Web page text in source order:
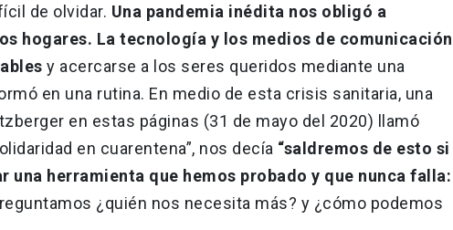
de olvidar. Una pandemia inédita nos obligó a
hogares. La tecnología y los medios de comunicación
y acercarse a los seres queridos mediante una
en una rutina. En medio de esta crisis sanitaria, una
en estas páginas (31 de mayo del 2020) llamó
en cuarentena”, nos decía “saldremos de esto si
una herramienta que hemos probado y que nunca falla:
¿quién nos necesita más? y ¿cómo podemos